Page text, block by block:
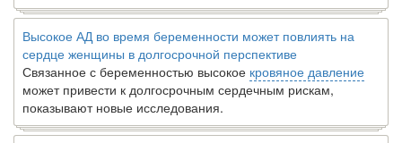
Высокое АД во время беременности может повлиять на
сердце женщины в долгосрочной перспективе
Связанное с беременностью высокое кровяное давление
может привести к долгосрочным сердечным рискам,
показывают новые исследования.